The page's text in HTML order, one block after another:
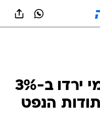
מחירי הנפט הגולמי ירדו ב-3%
הנפט